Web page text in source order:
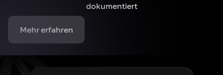
dokumentiert
Mehr erfahren